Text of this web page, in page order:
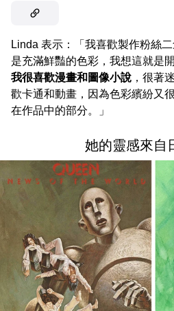
Linda 表示：「我喜歡製作粉絲
是充滿鮮豔的色彩，我想這就是
我很喜歡漫畫和圖像小說 ，很著
歡卡通和動畫，因為色彩繽紛又
在作品中的部分。」
她的靈感來自